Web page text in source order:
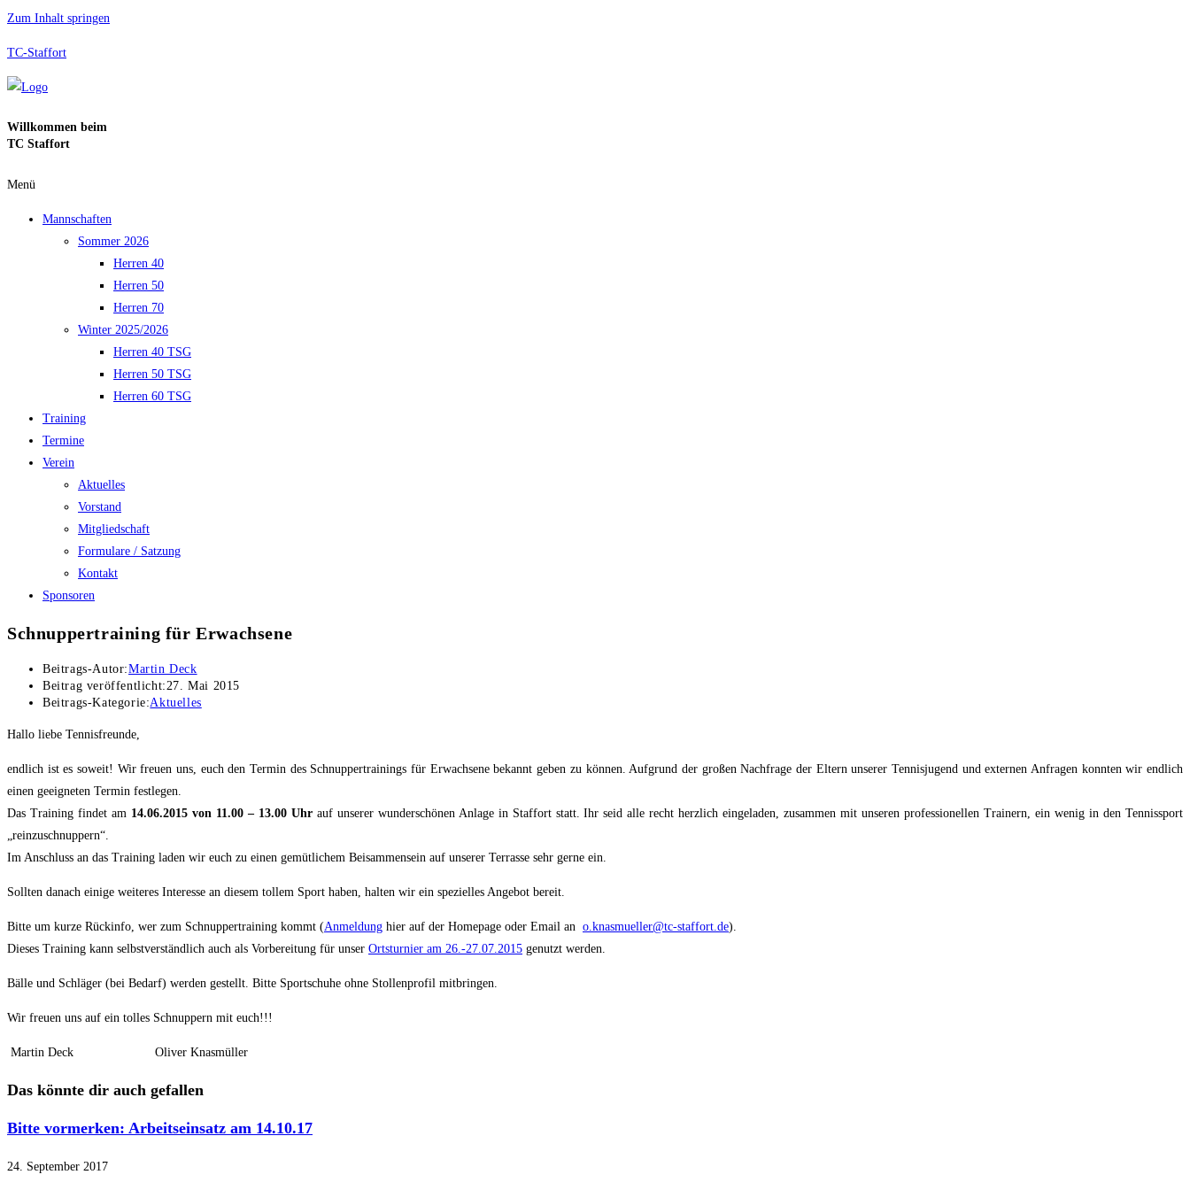
Zum Inhalt springen
TC-Staffort
Willkommen beim
TC Staffort
Menü
Mannschaften
Sommer 2026
Herren 40
Herren 50
Herren 70
Winter 2025/2026
Herren 40 TSG
Herren 50 TSG
Herren 60 TSG
Training
Termine
Verein
Aktuelles
Vorstand
Mitgliedschaft
Formulare / Satzung
Kontakt
Sponsoren
Schnuppertraining für Erwachsene
Beitrags-Autor:Martin Deck
Beitrag veröffentlicht: 27. Mai 2015
Beitrags-Kategorie:Aktuelles
Hallo liebe Tennisfreunde,
endlich ist es soweit! Wir freuen uns, euch den Termin des Schnuppertrainings für Erwachsene bekannt geben zu können. Aufgrund der großen Nachfrage der Eltern unserer Tennisjugend und externen Anfragen konnten wir endlich
einen geeigneten Termin festlegen.
Das Training findet am 14.06.2015 von 11.00 – 13.00 Uhrauf unserer wunderschönen Anlage in Staffort statt. Ihr seid alle recht herzlich eingeladen, zusammen mit unseren professionellen Trainern, ein wenig in den Tennissport
„reinzuschnuppern“.
Im Anschluss an das Training laden wir euch zu einen gemütlichem Beisammensein auf unserer Terrasse sehr gerne ein.
Sollten danach einige weiteres Interesse an diesem tollem Sport haben, halten wir ein spezielles Angebot bereit.
Bitte um kurze Rückinfo, wer zum Schnuppertraining kommt (Anmeldung hier auf der Homepage oder Email an o.knasmueller@tc-staffort.de).
Dieses Training kann selbstverständlich auch als Vorbereitung für unser Ortsturnier am 26.-27.07.2015 genutzt werden.
Bälle und Schläger (bei Bedarf) werden gestellt. Bitte Sportschuhe ohne Stollenprofil mitbringen.
Wir freuen uns auf ein tolles Schnuppern mit euch!!!
Martin Deck Oliver Knasmüller
Das könnte dir auch gefallen
Bitte vormerken: Arbeitseinsatz am 14.10.17
24. September 2017